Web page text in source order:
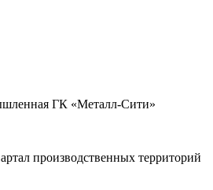
ГК «Металл-Сити»
производственных территорий